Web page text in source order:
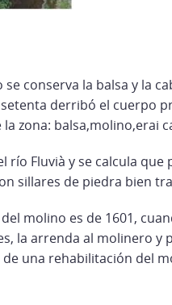
conserva la balsa y la
derribó el cuerpo
zona: balsa,molino,erai
río Fluvià y se calcula
sillares de piedra bien
molino es de 1601,
la arrenda al molinero y
una rehabilitación del